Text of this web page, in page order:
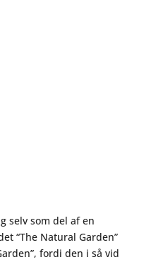
selv som del af en
“The Natural Garden”
fordi den i så vid